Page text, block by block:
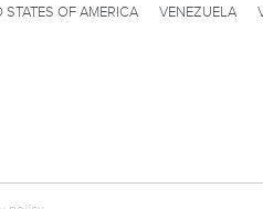
STATES OF AMERICA VENEZUELA